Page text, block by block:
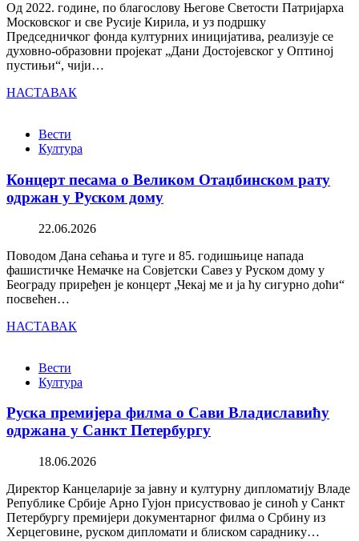
Од 2022. године, по благослову Његове Светости Патријарха
Московског и све Русије Кирила, и уз подршку
Председничког фонда културних иницијатива, реализује се
духовно-образовни пројекат „Дани Достојевског у Оптиној
пустињи“, чији…
НАСТАВАК
Вести
Култура
Концерт песама о Великом Отаџбинском рату
одржан у Руском дому
22.06.2026
Поводом Дана сећања и туге и 85. годишњице напада
фашистичке Немачке на Совјетски Савез у Руском дому у
Београду приређен је концерт „Чекај ме и ја ћу сигурно доћи“
посвећен…
НАСТАВАК
Вести
Култура
Руска премијера филма о Сави Владиславићу
одржана у Санкт Петербургу
18.06.2026
Директор Канцеларије за јавну и културну дипломатију Владе
Републике Србије Арно Гујон присуствовао је синоћ у Санкт
Петербургу премијери документарног филма о Србину из
Херцеговине, руском дипломати и блиском сараднику…